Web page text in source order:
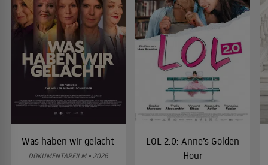
Was haben wir gelacht
DOKUMENTARFILM • 2026
LOL 2.0: Anne’s Golden
Hour